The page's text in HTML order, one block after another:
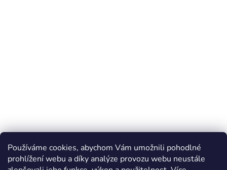
Používáme cookies, abychom Vám umožnili pohodlné
prohlížení webu a díky analýze provozu webu neustále